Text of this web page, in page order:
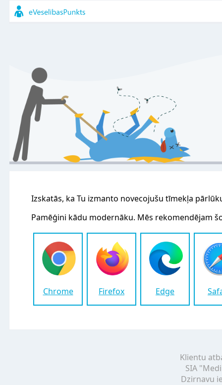
Izskatās, ka Tu izmanto novecojušu tīmekļa
Pamēģini kādu modernāku. Mēs rekomendējam
Chrome Firefox Edge
Klientu
SIA
Dzirnavu